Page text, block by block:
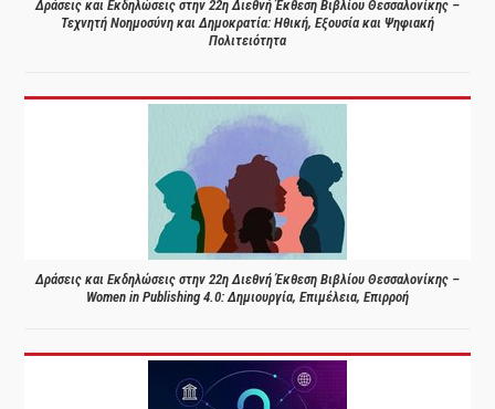
Δράσεις και Εκδηλώσεις στην 22η Διεθνή Έκθεση Βιβλίου Θεσσαλονίκης –
Τεχνητή Νοημοσύνη και Δημοκρατία: Ηθική, Εξουσία και Ψηφιακή
Πολιτειότητα
Δράσεις και Εκδηλώσεις στην 22η Διεθνή Έκθεση Βιβλίου Θεσσαλονίκης –
Women in Publishing 4.0: Δημιουργία, Επιμέλεια, Επιρροή